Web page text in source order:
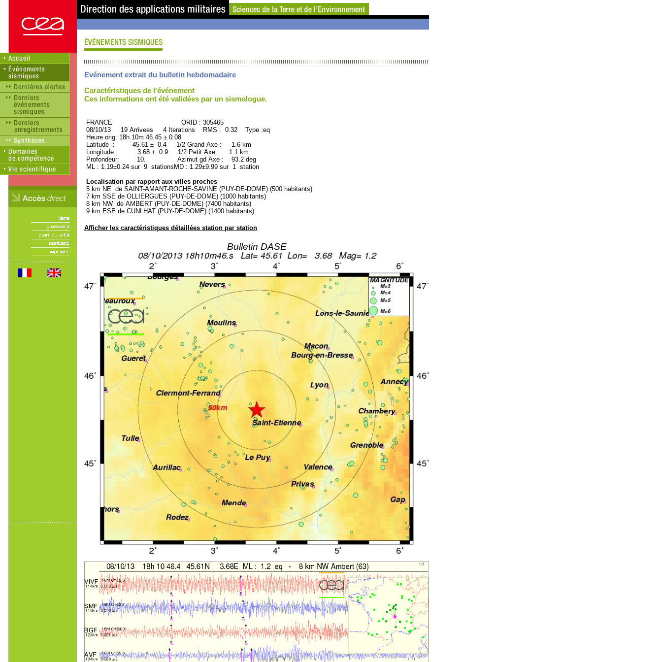
Evénement extrait du bulletin hebdomadaire
Caractéristiques de l'événement
Ces informations ont été validées par un sismologue.
FRANCE ORID : 305465
08/10/13 19 Arrivees 4 Iterations RMS : 0.32 Type :eq
Heure orig: 18h 10m 46.45 ± 0.08
Latitude : 45.61 ± 0.4 1/2 Grand Axe : 1.6 km
Longitude : 3.68 ± 0.9 1/2 Petit Axe : 1.1 km
Profondeur: 10. Azimut gd Axe : 93.2 deg
ML : 1.19±0.24 sur 9 stationsMD : 1.29±9.99 sur 1 station
Localisation par rapport aux villes proches
5 km NE de SAINT-AMANT-ROCHE-SAVINE (PUY-DE-DOME) (500 habitants)
7 km SSE de OLLIERGUES (PUY-DE-DOME) (1000 habitants)
8 km NW de AMBERT (PUY-DE-DOME) (7400 habitants)
9 km ESE de CUNLHAT (PUY-DE-DOME) (1400 habitants)
Afficher les caractéristiques détaillées station par station
Bulletin DASE